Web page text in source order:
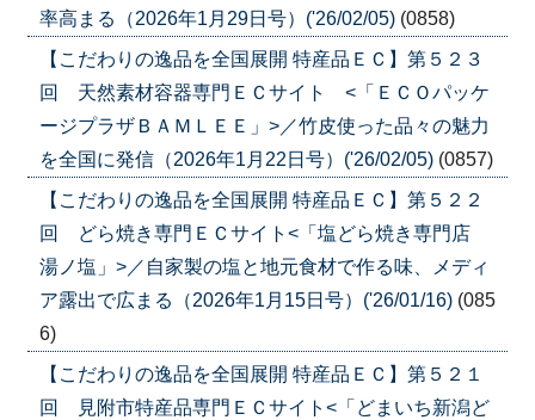
率高まる（2026年1月29日号）('26/02/05) (0858)
【こだわりの逸品を全国展開 特産品ＥＣ】第５２３
回 天然素材容器専門ＥＣサイト <「ＥＣＯパッケ
ージプラザＢＡＭＬＥＥ」>／竹皮使った品々の魅力
を全国に発信（2026年1月22日号）('26/02/05) (0857)
【こだわりの逸品を全国展開 特産品ＥＣ】第５２２
回 どら焼き専門ＥＣサイト<「塩どら焼き専門店
湯ノ塩」>／自家製の塩と地元食材で作る味、メディ
ア露出で広まる（2026年1月15日号）('26/01/16) (085
6)
【こだわりの逸品を全国展開 特産品ＥＣ】第５２１
回 見附市特産品専門ＥＣサイト<「どまいち新潟ど